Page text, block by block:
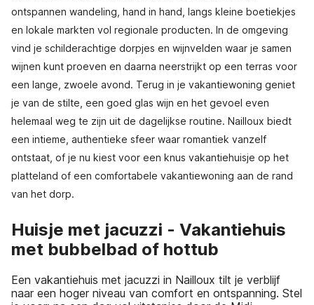
ontspannen wandeling, hand in hand, langs kleine boetiekjes
en lokale markten vol regionale producten. In de omgeving
vind je schilderachtige dorpjes en wijnvelden waar je samen
wijnen kunt proeven en daarna neerstrijkt op een terras voor
een lange, zwoele avond. Terug in je vakantiewoning geniet
je van de stilte, een goed glas wijn en het gevoel even
helemaal weg te zijn uit de dagelijkse routine. Nailloux biedt
een intieme, authentieke sfeer waar romantiek vanzelf
ontstaat, of je nu kiest voor een knus vakantiehuisje op het
platteland of een comfortabele vakantiewoning aan de rand
van het dorp.
Huisje met jacuzzi - Vakantiehuis
met bubbelbad of hottub
Een vakantiehuis met jacuzzi in Nailloux tilt je verblijf
naar een hoger niveau van comfort en ontspanning. Stel